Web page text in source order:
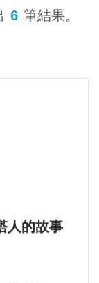
6 筆結果。
人的故事